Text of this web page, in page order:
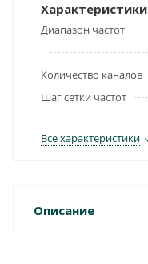
Характеристики
Диапазон частот
Количество каналов
Шаг сетки частот
Все характеристики
Описание